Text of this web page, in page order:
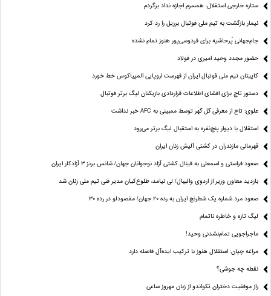
ستاره خارجی استقلال: همسرم اجازه نداد برگردم
نیمار بازگشت به تیم ملی فوتبال برزیل را رد کرد
جام‌جهانی پُرحاشیه برای فردوسی‌پور هنوز تمام نشده
حضور مجدد وحید امیری در فولاد
کاپیتان تیم ملی فوتبال ایران از فهرست اروپایی المپیاکوس خط خورد
دستور تاج برای افشای اطلاعات قراردادی بازیکنان لیگ برتر فوتبال
علوی: تاج از معرفی گل گهر توسط ممبینی به AFC خبر نداشت
استقلال با دیوار پنج‌نفره به استقبال لیگ برتر می‌رود
قهرمانی مازندران در کشتی آلیش زنان ایران
صعود فراستی و اسمعلی به فینال کشتی آزاد نوجوانان جهان/ شانس برنز ۳ آزادکار ایران
بازدید معاون وزیر از اردوی والیبال/ لی نیامد، طلوع‌کیان مدیر فنی تیم ملی زنان شد
صعود مرد شماره یک شطرنج ایران به رده ۲۰ جهان/ مقصودلو در رده ۳۰
لیگ تازه و خاطره ناتمام
ماجراجویی تمام‌نشدنی وحید!
مراغه چیان: استقلال هنوز با ترکیب ایده‌آل فاصله دارد
نقطه چه جوشی؟
راز موفقیت دختران تکواندو از زبان مهروز ساعی